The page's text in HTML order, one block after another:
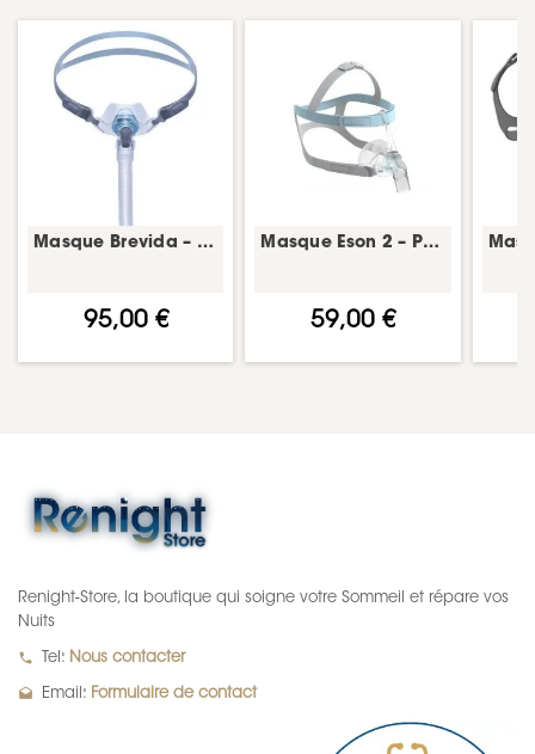
Masque Brevida – kit annuel – masque PPC complet – Fisher & Paykel
95,00 €
Masque Eson 2 – PPC nasal – Fisher & Paykel
59,00 €
Renight-Store, la boutique qui soigne votre Sommeil et répare vos
Nuits
local_phone Tel: Nous contacter
drafts Email: Formulaire de contact